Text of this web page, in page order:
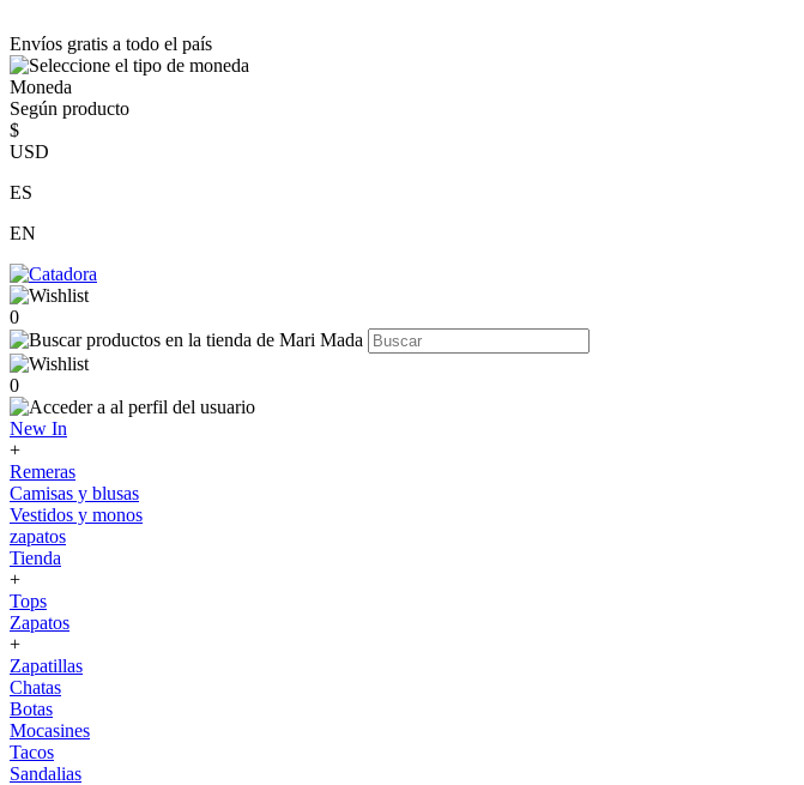
Envíos gratis a todo el país
Moneda
Según producto
$
USD
ES
EN
0
0
New In
+
Remeras
Camisas y blusas
Vestidos y monos
zapatos
Tienda
+
Tops
Zapatos
+
Zapatillas
Chatas
Botas
Mocasines
Tacos
Sandalias